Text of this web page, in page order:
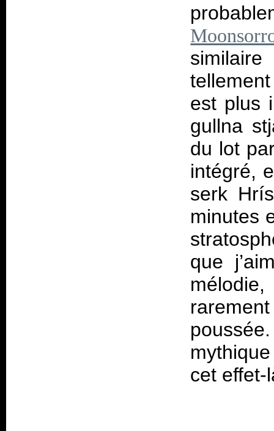
est plus
gullna
du lot
intégré,
serk
minutes
que
cet effet-